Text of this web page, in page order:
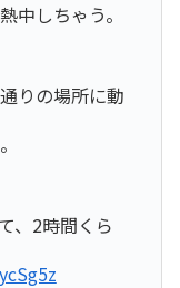
中しちゃう。
りの場所に動
、2時間くら